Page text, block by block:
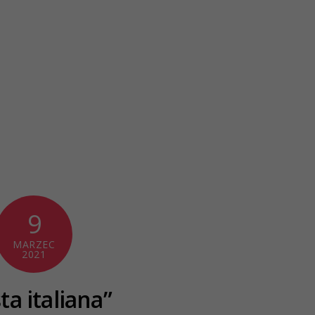
9
MARZEC
2021
italiana”